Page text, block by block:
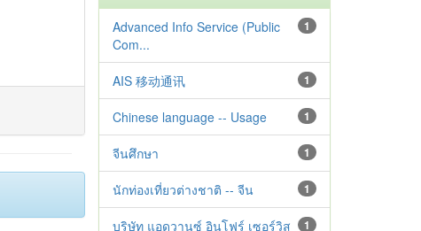
1
Advanced Info Service (Public
Com...
1
AIS 移动通讯
1
Chinese language -- Usage
1
จีนศึกษา
1
นักท่องเที่ยวต่างชาติ -- จีน
1
บริษัท แอดวานซ์ อินโฟร์ เซอร์วิส